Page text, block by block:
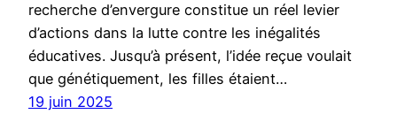
recherche d’envergure constitue un réel levier
d’actions dans la lutte contre les inégalités
éducatives. Jusqu’à présent, l’idée reçue voulait
que génétiquement, les filles étaient…
19 juin 2025